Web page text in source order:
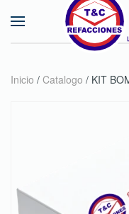
Skip to main
Inicio / Catalogo / KIT